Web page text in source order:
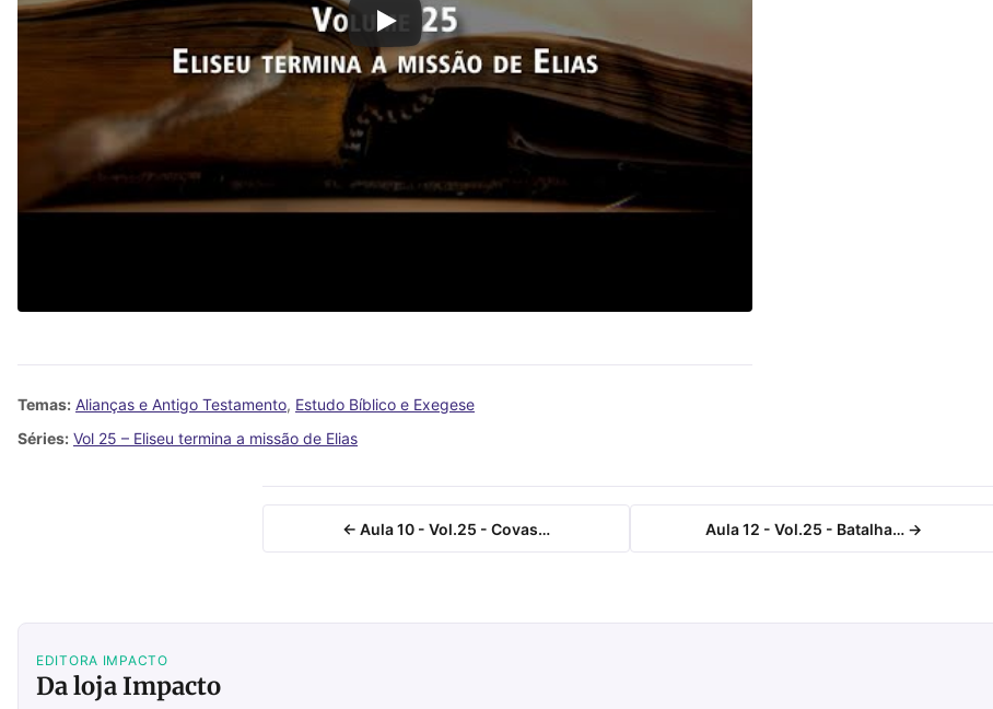
Temas: Alianças e Antigo Testamento, Estudo Bíblico e Exegese
Séries: Vol 25 – Eliseu termina a missão de Elias
← Aula 10 - Vol.25 - Covas… Aula 12 - Vol.25 - Batalha… →
EDITORA IMPACTO
Da loja Impacto